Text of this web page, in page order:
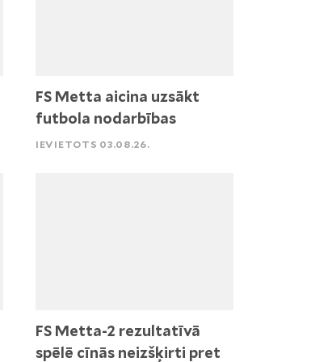
FS Metta aicina uzsākt
futbola nodarbības
IEVIETOTS 03.08.26.
FS Metta-2 rezultatīvā
spēlē cīnās neizšķirti pret